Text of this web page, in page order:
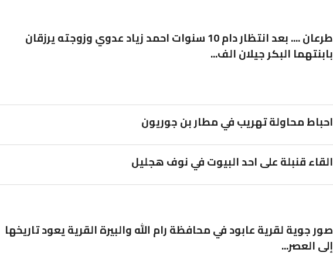
طرعان .... بعد انتظار دام 10 سنوات احمد زياد عدوي وزوجته يرزقان
بابنتهما البكر جيلان الف...
احباط محاولة تهريب في مطار بن جوريون
القاء قنبلة على احد البيوت في نوف هجليل
صور جوية لقرية عابود في محافظة رام الله والبيرة القرية يعود تاريخها
إلى العصر...